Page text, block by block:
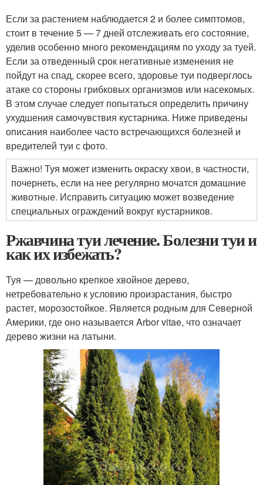
Если за растением наблюдается 2 и более симптомов,
стоит в течение 5 — 7 дней отслеживать его состояние,
уделив особенно много рекомендациям по уходу за туей.
Если за отведенный срок негативные изменения не
пойдут на спад, скорее всего, здоровье туи подверглось
атаке со стороны грибковых организмов или насекомых.
В этом случае следует попытаться определить причину
ухудшения самочувствия кустарника. Ниже приведены
описания наиболее часто встречающихся болезней и
вредителей туи с фото.
Важно! Туя может изменить окраску хвои, в частности,
почернеть, если на нее регулярно мочатся домашние
животные. Исправить ситуацию может возведение
специальных ограждений вокруг кустарников.
Ржавчина туи лечение. Болезни туи и
как их избежать?
Туя — довольно крепкое хвойное дерево,
нетребовательно к условию произрастания, быстро
растет, морозостойкое. Является родным для Северной
Америки, где оно называется Arbor vitae, что означает
дерево жизни на латыни.